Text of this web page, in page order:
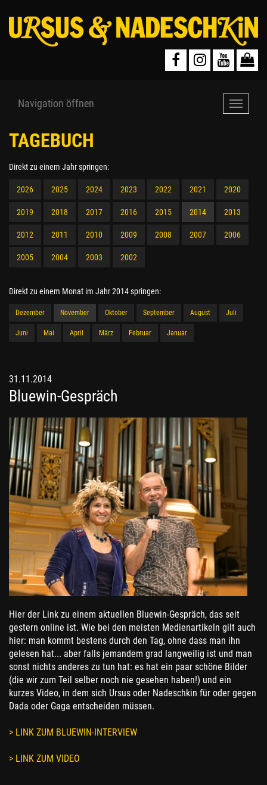
Navigation öffnen
TAGEBUCH
Direkt zu einem Jahr springen:
2026 2025 2024 2023 2022 2021 2020
2019 2018 2017 2016 2015 2014 2013
2012 2011 2010 2009 2008 2007 2006
2005 2004 2003 2002
Direkt zu einem Monat im Jahr 2014 springen:
Dezember November Oktober September August Juli
Juni Mai April März Februar Januar
31.11.2014
Bluewin-Gespräch
Hier der Link zu einem aktuellen Bluewin-Gespräch, das seit
gestern online ist. Wie bei den meisten Medienartikeln gilt auch
hier: man kommt bestens durch den Tag, ohne dass man ihn
gelesen hat... aber falls jemandem grad langweilig ist und man
sonst nichts anderes zu tun hat: es hat ein paar schöne Bilder
(die wir zum Teil selber noch nie gesehen haben!) und ein
kurzes Video, in dem sich Ursus oder Nadeschkin für oder gegen
Dada oder Gaga entscheiden müssen.
> LINK ZUM BLUEWIN-INTERVIEW
> LINK ZUM VIDEO